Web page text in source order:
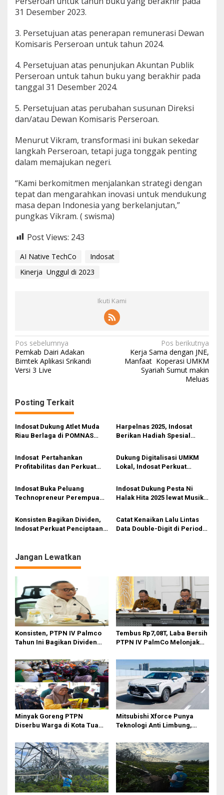
31 Desember 2023.
3. Persetujuan atas penerapan remunerasi Dewan
Komisaris Perseroan untuk tahun 2024.
4. Persetujuan atas penunjukan Akuntan Publik
Perseroan untuk tahun buku yang berakhir pada
tanggal 31 Desember 2024.
5. Persetujuan atas perubahan susunan Direksi
dan/atau Dewan Komisaris Perseroan.
Menurut Vikram, transformasi ini bukan sekedar
langkah Perseroan, tetapi juga tonggak penting
dalam memajukan negeri.
“Kami berkomitmen menjalankan strategi dengan
tepat dan mengarahkan inovasi untuk mendukung
masa depan Indonesia yang berkelanjutan,”
pungkas Vikram. ( swisma)
Post Views: 243
AI Native TechCo
Indosat
Kinerja Unggul di 2023
Ikuti Kami
N
a
v
g
a
s
p
o
s
Pos sebelumnya
Pemkab Dairi Adakan
Bimtek Aplikasi Srikandi
Versi 3 Live
Pos berikutnya
Kerja Sama dengan JNE,
Manfaat Koperasi UMKM
Syariah Sumut makin
Meluas
Posting Terkait
Indosat Dukung Atlet Muda
Riau Berlaga di POMNAS
Harpelnas 2025, Indosat
Berikan Hadiah Spesial
Indosat Pertahankan
Profitabilitas dan Perkuat
Dukung Digitalisasi UMKM
Lokal, Indosat Perkuat
Barat
Indosat Buka Peluang
Technopreneur Perempuan
Indosat Dukung Pesta Ni
Halak Hita 2025 lewat Musik
Konsisten Bagikan Dividen,
Indosat Perkuat Penciptaan
Catat Kenaikan Lalu Lintas
Data Double-Digit di Periode
Jangan Lewatkan
Konsisten, PTPN IV Palmco
Tahun Ini Bagikan Dividen
Tembus Rp7,08T, Laba Bersih
PTPN IV PalmCo Melonjak
Ditopang Produksi dan
Efisiensi
Minyak Goreng PTPN
Diserbu Warga di Kota Tua
Mitsubishi Xforce Punya
Teknologi Anti Limbung,